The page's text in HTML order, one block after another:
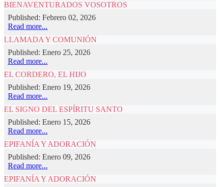
BIENAVENTURADOS VOSOTROS
Published: Febrero 02, 2026
Read more...
LLAMADA Y COMUNIÓN
Published: Enero 25, 2026
Read more...
EL CORDERO, EL HIJO
Published: Enero 19, 2026
Read more...
EL SIGNO DEL ESPÍRITU SANTO
Published: Enero 15, 2026
Read more...
EPIFANÍA Y ADORACIÓN
Published: Enero 09, 2026
Read more...
EPIFANÍA Y ADORACIÓN